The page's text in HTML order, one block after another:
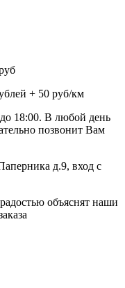
+ 50 руб/км
18:00. В любой день
позвонит Вам
д.9, вход с
объяснят наши